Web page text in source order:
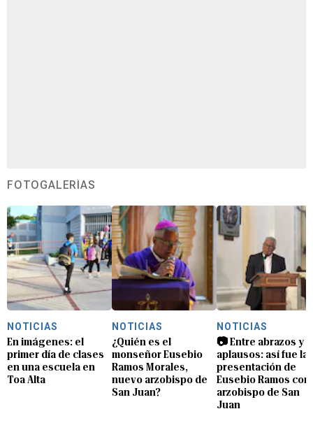
FOTOGALERÍAS
NOTICIAS
En imágenes: el
primer día de clases
en una escuela en
Toa Alta
NOTICIAS
¿Quién es el
monseñor Eusebio
Ramos Morales,
nuevo arzobispo de
San Juan?
NOTICIAS
📷 Entre abrazos y
aplausos: así fue la
presentación de
Eusebio Ramos
arzobispo de San
Juan